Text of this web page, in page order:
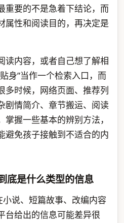
重要的不是急着下结论，而
属性和阅读目的，再决定是
读内容，或者自己想了解相
身”当作一个检索入口，而
多时候，网络页面、推荐列
剧情简介、章节搬运、阅读
握一些基本的辨别方法，
避免孩子接触到不适合的内
底是什么类型的信息
小说、短篇故事、改编内容
台给出的信息可能差异很